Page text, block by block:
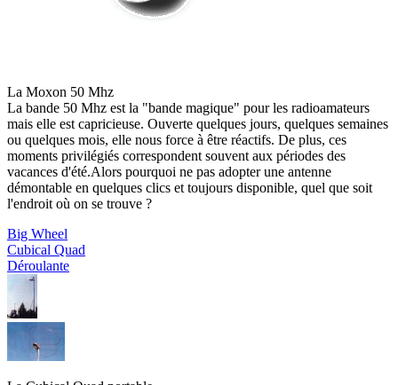
La Moxon 50 Mhz
La bande 50 Mhz est la "bande magique" pour les radioamateurs
mais elle est capricieuse. Ouverte quelques jours, quelques semaines
ou quelques mois, elle nous force à être réactifs. De plus, ces
moments privilégiés correspondent souvent aux périodes des
vacances d'été.Alors pourquoi ne pas adopter une antenne
démontable en quelques clics et toujours disponible, quel que soit
l'endroit où on se trouve ?
Big Wheel
Cubical Quad
Déroulante